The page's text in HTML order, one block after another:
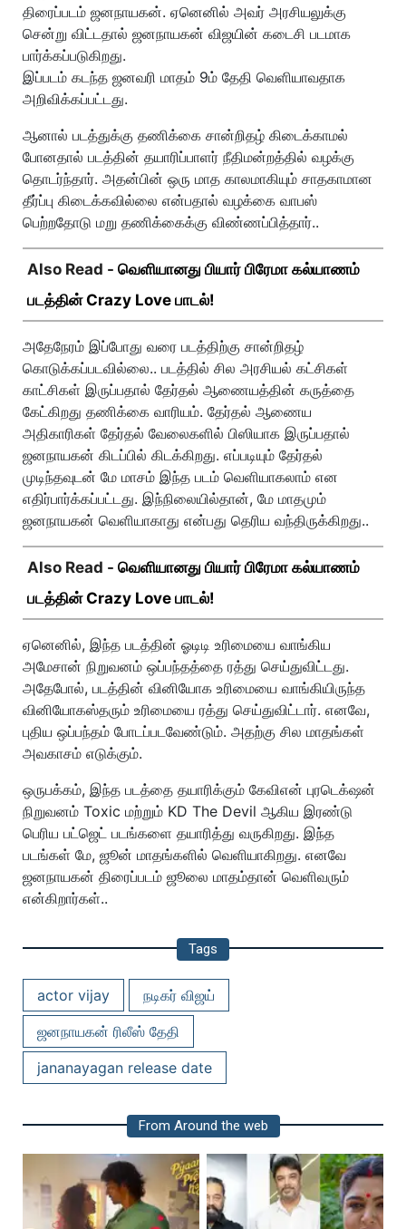
திரைப்படம் ஜனநாயகன். ஏனெனில் அவர் அரசியலுக்கு
சென்று விட்டதால் ஜனநாயகன் விஜயின் கடைசி படமாக
பார்க்கப்படுகிறது.
இப்படம் கடந்த ஜனவரி மாதம் 9ம் தேதி வெளியாவதாக
அறிவிக்கப்பட்டது.
ஆனால் படத்துக்கு தணிக்கை சான்றிதழ் கிடைக்காமல்
போனதால் படத்தின் தயாரிப்பாளர் நீதிமன்றத்தில் வழக்கு
தொடர்ந்தார். அதன்பின் ஒரு மாத காலமாகியும் சாதகாமான
தீர்ப்பு கிடைக்கவில்லை என்பதால் வழக்கை வாபஸ்
பெற்றதோடு மறு தணிக்கைக்கு விண்ணப்பித்தார்..
Also Read - வெளியானது பியார் பிரேமா கல்யாணம்
படத்தின் Crazy Love பாடல்!
அதேநேரம் இப்போது வரை படத்திற்கு சான்றிதழ்
கொடுக்கப்படவில்லை.. படத்தில் சில அரசியல் கட்சிகள்
காட்சிகள் இருப்பதால் தேர்தல் ஆணையத்தின் கருத்தை
கேட்கிறது தணிக்கை வாரியம். தேர்தல் ஆணைய
அதிகாரிகள் தேர்தல் வேலைகளில் பிஸியாக இருப்பதால்
ஜனநாயகன் கிடப்பில் கிடக்கிறது. எப்படியும் தேர்தல்
முடிந்தவுடன் மே மாசம் இந்த படம் வெளியாகலாம் என
எதிர்பார்க்கப்பட்டது. இந்நிலையில்தான், மே மாதமும்
ஜனநாயகன் வெளியாகாது என்பது தெரிய வந்திருக்கிறது..
Also Read - வெளியானது பியார் பிரேமா கல்யாணம்
படத்தின் Crazy Love பாடல்!
ஏனெனில், இந்த படத்தின் ஓடிடி உரிமையை வாங்கிய
அமேசான் நிறுவனம் ஒப்பந்தத்தை ரத்து செய்துவிட்டது.
அதேபோல், படத்தின் வினியோக உரிமையை வாங்கியிருந்த
வினியோகஸ்தரும் உரிமையை ரத்து செய்துவிட்டார். எனவே,
புதிய ஒப்பந்தம் போடப்படவேண்டும். அதற்கு சில மாதங்கள்
அவகாசம் எடுக்கும்.
ஒருபக்கம், இந்த படத்தை தயாரிக்கும் கேவிஎன் புரடெக்‌ஷன்
நிறுவனம் Toxic மற்றும் KD The Devil ஆகிய இரண்டு
பெரிய பட்ஜெட் படங்களை தயாரித்து வருகிறது. இந்த
படங்கள் மே, ஜூன் மாதங்களில் வெளியாகிறது. எனவே
ஜனநாயகன் திரைப்படம் ஜூலை மாதம்தான் வெளிவரும்
என்கிறார்கள்..
Tags
actor vijay
நடிகர் விஜய்
ஜனநாயகன் ரிலீஸ் தேதி
jananayagan release date
From Around the web